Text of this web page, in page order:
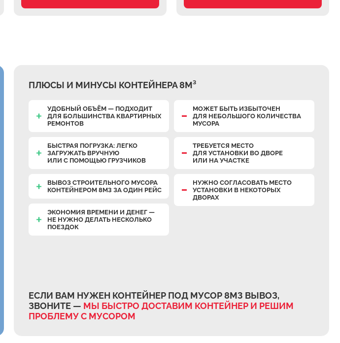
ПЛЮСЫ И МИНУСЫ КОНТЕЙНЕРА 8М³
УДОБНЫЙ ОБЪЁМ — ПОДХОДИТ
ДЛЯ БОЛЬШИНСТВА КВАРТИРНЫХ
РЕМОНТОВ
БЫСТРАЯ ПОГРУЗКА: ЛЕГКО
ЗАГРУЖАТЬ ВРУЧНУЮ
ИЛИ С ПОМОЩЬЮ ГРУЗЧИКОВ
ВЫВОЗ СТРОИТЕЛЬНОГО МУСОРА
КОНТЕЙНЕРОМ 8М3 ЗА ОДИН РЕЙС
ЭКОНОМИЯ ВРЕМЕНИ И ДЕНЕГ —
НЕ НУЖНО ДЕЛАТЬ НЕСКОЛЬКО
ПОЕЗДОК
МОЖЕТ БЫТЬ ИЗБЫТОЧЕН
ДЛЯ НЕБОЛЬШОГО КОЛИЧЕСТВА
МУСОРА
ТРЕБУЕТСЯ МЕСТО
ДЛЯ УСТАНОВКИ ВО ДВОРЕ
ИЛИ НА УЧАСТКЕ
НУЖНО СОГЛАСОВАТЬ МЕСТО
УСТАНОВКИ В НЕКОТОРЫХ
ДВОРАХ
ЕСЛИ ВАМ НУЖЕН КОНТЕЙНЕР ПОД МУСОР 8М3 ВЫВОЗ,
ЗВОНИТЕ — МЫ БЫСТРО ДОСТАВИМ КОНТЕЙНЕР И РЕШИМ
ПРОБЛЕМУ С МУСОРОМ